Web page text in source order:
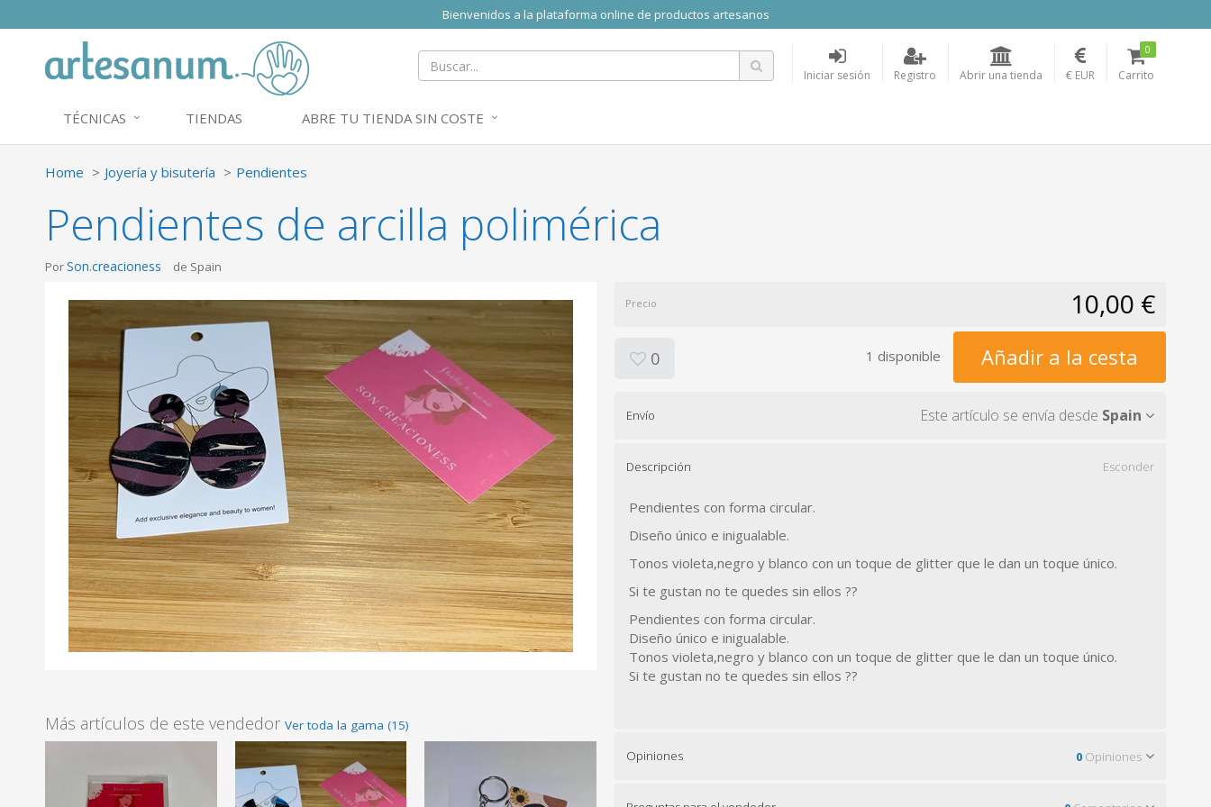
Bienvenidos a la plataforma online de productos artesanos
Iniciar sesión Registro Abrir una tienda € EUR Carrito
0
TÉCNICAS TIENDAS ABRE TU TIENDA SIN COSTE
Home Joyería y bisutería Pendientes
Pendientes de arcilla polimérica
PorSon.creacioness de Spain
Más artículos de este vendedor Ver toda la gama (15)
Precio 10,00 €
0 1 disponible Añadir a la cesta
Envío Este artículo se envía desde Spain
Descripción Esconder
Pendientes con forma circular.
Diseño único e inigualable.
Tonos violeta,negro y blanco con un toque de glitter que le dan un toque único.
Si te gustan no te quedes sin ellos ??
Pendientes con forma circular.
Diseño único e inigualable.
Tonos violeta,negro y blanco con un toque de glitter que le dan un toque único.
Si te gustan no te quedes sin ellos ??
Opiniones 0 Opiniones